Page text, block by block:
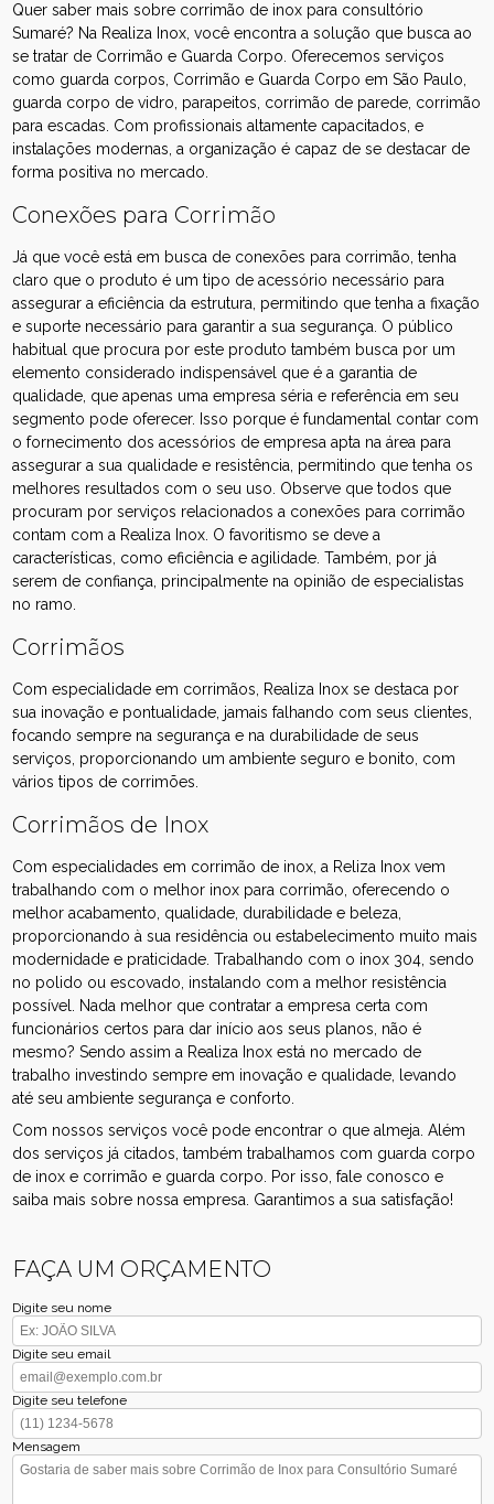
Quer saber mais sobre corrimão de inox para consultório
Sumaré? Na Realiza Inox, você encontra a solução que busca ao
se tratar de Corrimão e Guarda Corpo. Oferecemos serviços
como guarda corpos, Corrimão e Guarda Corpo em São Paulo,
guarda corpo de vidro, parapeitos, corrimão de parede, corrimão
para escadas. Com profissionais altamente capacitados, e
instalações modernas, a organização é capaz de se destacar de
forma positiva no mercado.
Conexões para Corrimão
Já que você está em busca de conexões para corrimão, tenha
claro que o produto é um tipo de acessório necessário para
assegurar a eficiência da estrutura, permitindo que tenha a fixação
e suporte necessário para garantir a sua segurança. O público
habitual que procura por este produto também busca por um
elemento considerado indispensável que é a garantia de
qualidade, que apenas uma empresa séria e referência em seu
segmento pode oferecer. Isso porque é fundamental contar com
o fornecimento dos acessórios de empresa apta na área para
assegurar a sua qualidade e resistência, permitindo que tenha os
melhores resultados com o seu uso. Observe que todos que
procuram por serviços relacionados a conexões para corrimão
contam com a Realiza Inox. O favoritismo se deve a
características, como eficiência e agilidade. Também, por já
serem de confiança, principalmente na opinião de especialistas
no ramo.
Corrimãos
Com especialidade em corrimãos, Realiza Inox se destaca por
sua inovação e pontualidade, jamais falhando com seus clientes,
focando sempre na segurança e na durabilidade de seus
serviços, proporcionando um ambiente seguro e bonito, com
vários tipos de corrimões.
Corrimãos de Inox
Com especialidades em corrimão de inox, a Reliza Inox vem
trabalhando com o melhor inox para corrimão, oferecendo o
melhor acabamento, qualidade, durabilidade e beleza,
proporcionando à sua residência ou estabelecimento muito mais
modernidade e praticidade. Trabalhando com o inox 304, sendo
no polido ou escovado, instalando com a melhor resistência
possível. Nada melhor que contratar a empresa certa com
funcionários certos para dar início aos seus planos, não é
mesmo? Sendo assim a Realiza Inox está no mercado de
trabalho investindo sempre em inovação e qualidade, levando
até seu ambiente segurança e conforto.
Com nossos serviços você pode encontrar o que almeja. Além
dos serviços já citados, também trabalhamos com guarda corpo
de inox e corrimão e guarda corpo. Por isso, fale conosco e
saiba mais sobre nossa empresa. Garantimos a sua satisfação!
FAÇA UM ORÇAMENTO
Digite seu nome
Digite seu email
Digite seu telefone
Mensagem